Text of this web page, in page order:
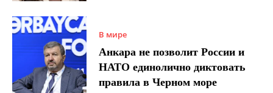
В мире
Анкара не позволит России и
НАТО единолично диктовать
правила в Черном море